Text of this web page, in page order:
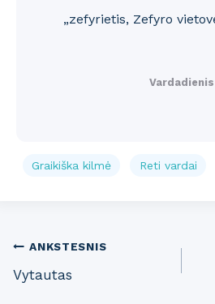
„zefyrietis, Zefyro
Vardadienis
Graikiška kilmė Reti vardai
Post
navigation
ANKSTESNIS
Vytautas